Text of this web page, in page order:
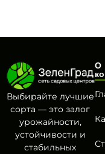
Выбирайте лучшие
сорта — это залог
урожайности,
устойчивости и
стабильных
О